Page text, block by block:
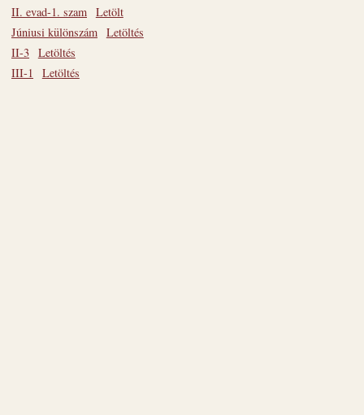
II. evad-1. szam Letölt
Júniusi különszám Letöltés
II-3 Letöltés
III-1
Letöltés